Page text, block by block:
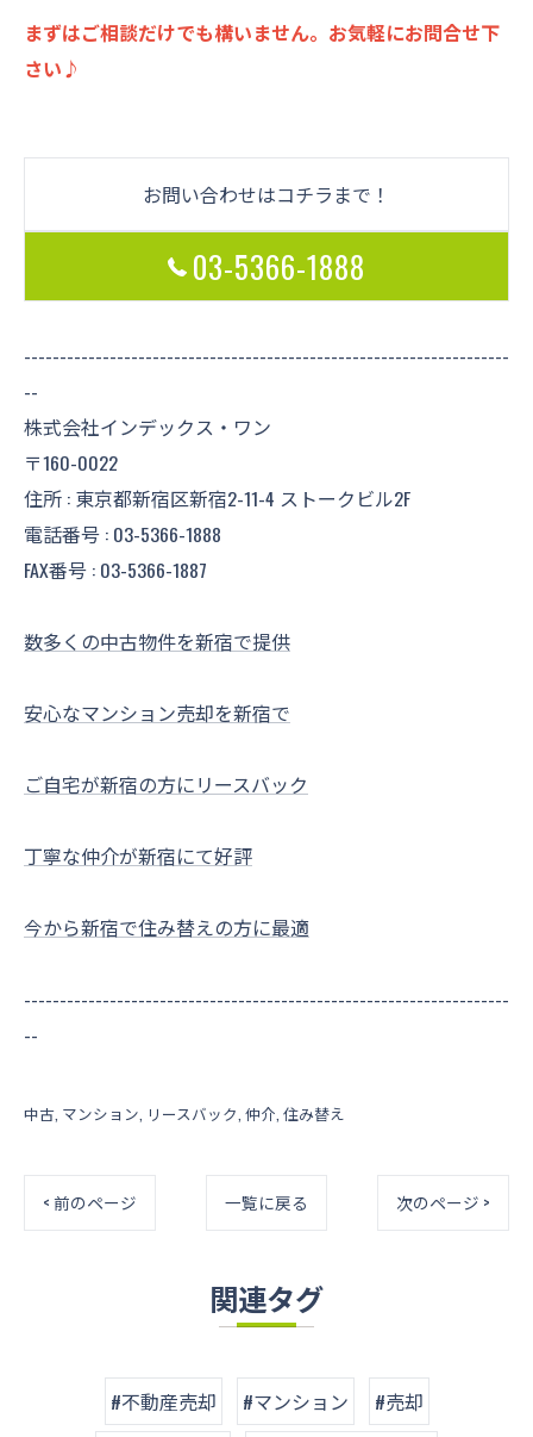
まずはご相談だけでも構いません。お気軽にお問合せ下
さい♪
お問い合わせはコチラまで！
03-5366-1888
--------------------------------------------------------------------
--
株式会社インデックス・ワン
〒160-0022
住所 : 東京都新宿区新宿2-11-4 ストークビル2F
電話番号 : 03-5366-1888
FAX番号 : 03-5366-1887
数多くの中古物件を新宿で提供
安心なマンション売却を新宿で
ご自宅が新宿の方にリースバック
丁寧な仲介が新宿にて好評
今から新宿で住み替えの方に最適
--------------------------------------------------------------------
--
中古 マンション リースバック 仲介 住み替え
< 前のページ 一覧に戻る 次のページ >
関連タグ
#不動産売却 #マンション #売却